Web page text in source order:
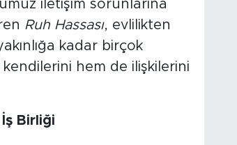
iletişim sorunlarına
Ruh Hassası, evlilikten
kadar birçok
hem de ilişkilerini
Birliği